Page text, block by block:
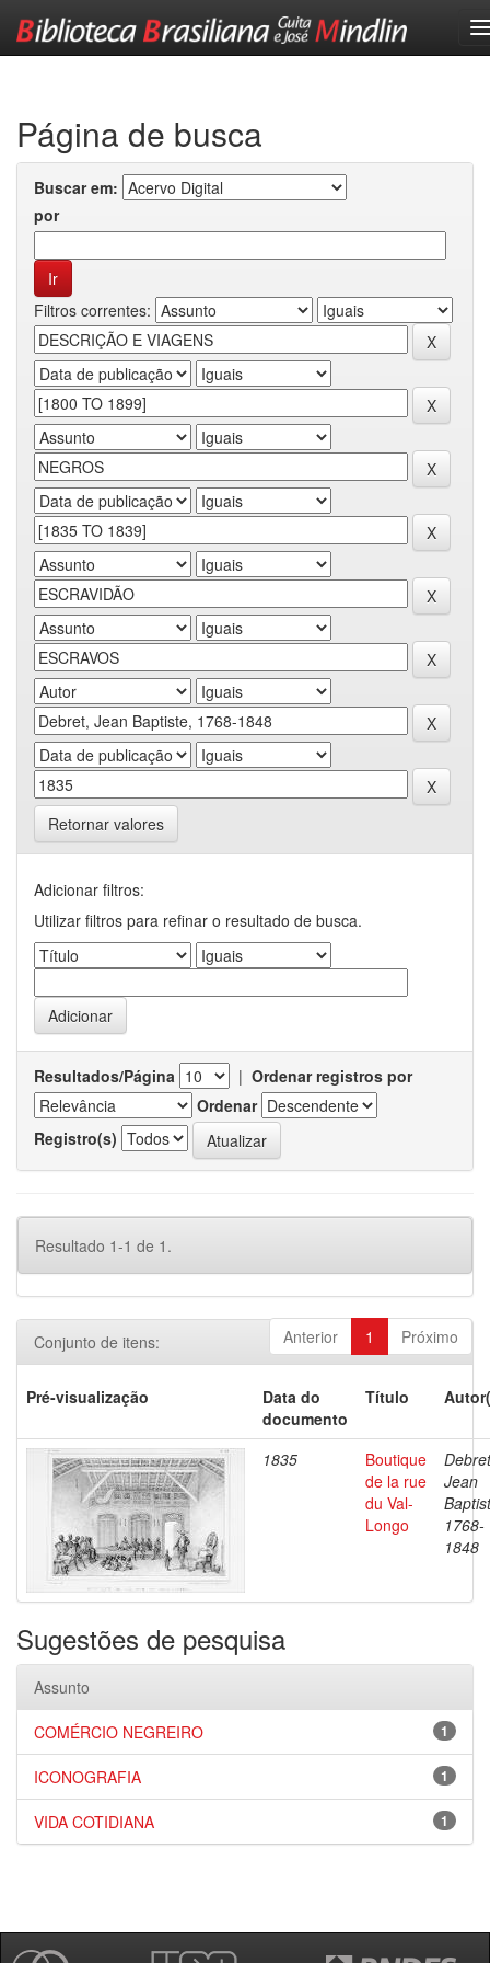
Página de busca
Buscar em:
por
Filtros correntes:
Retornar valores
Adicionar filtros:
Utilizar filtros para refinar o resultado de busca.
Resultados/Página | Ordenar registros por
Ordenar
Registro(s)
Resultado 1-1 de 1.
Anterior 1 Próximo
Conjunto de itens:
Pré-visualização
Data do
documento
Título
1835
Boutique
de la rue
du Val-
Longo
Jean
1768-
1848
Sugestões de pesquisa
Assunto
1
COMÉRCIO NEGREIRO
1
ICONOGRAFIA
1
VIDA COTIDIANA